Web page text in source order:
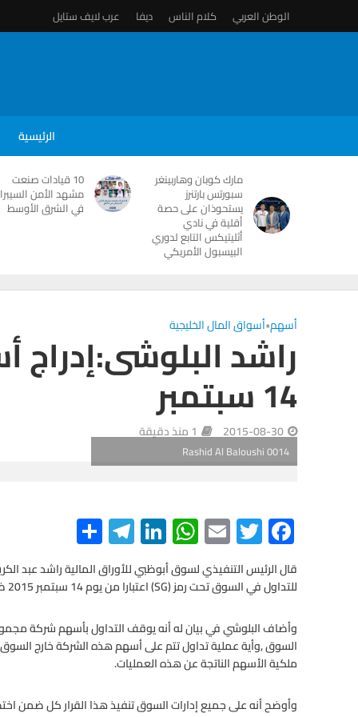
الوطن العربي كلام الناس ديفا عرب لايف ستايل
الرئيسية
مارك كوبان وهاربينغر
سبورتس بارتنرز
يستحوذان على حصة
أقلية في نادي
أثليتيكس التابع لدوري
البيسبول الأمريكي
10 قيادات صنعت
مشهد الأمن
في الشرق الأوسط
أسهم•أسواق المال الخليجية
راشد
14 سبتمبر
2015-08-30 1 منذ دقيقة
Rashid Al Baloushi 0014
F
ac
e
b
o
o
k
T
wi
tt
er
E
m
ail
W
h
at
s
A
p
Li
n
ke
dI
n
Te
le
gr
a
m
S
h
ar
قال الرئيس التنفيذي لسوق أبوظبي للأوراق المالية راشد عبد
للتداول في السوق تحت رمز (SG) اعتبارا من يوم 14 سبتمبر 2015 ضمن القطاع العقاري الفئة الأولى.
وأضاف البلوشي في بيان له أنه يوقف التداول بأسهم شركة
السوق ,وأية عملية تداول تتم على أسهم هذه الشركة خارج السوق
ملكية الأسهم الناتجة عن هذه العمليات.
وأوضح أنه على جميع إدارات السوق تنفيذ هذا القرار كل ضمن